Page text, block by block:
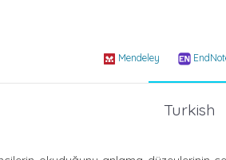
Mendeley
Turkish